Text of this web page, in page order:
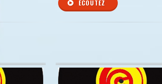
ÉCOUTEZ